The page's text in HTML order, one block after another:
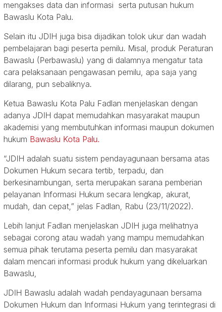
mengakses data dan informasi serta putusan hukum
Bawaslu Kota Palu.
Selain itu JDIH juga bisa dijadikan tolok ukur dan wadah
pembelajaran bagi peserta pemilu. Misal, produk Peraturan
Bawaslu (Perbawaslu) yang di dalamnya mengatur tata
cara pelaksanaan pengawasan pemilu, apa saja yang
dilarang, pun sebaliknya.
Ketua Bawaslu Kota Palu Fadlan menjelaskan dengan
adanya JDIH dapat memudahkan masyarakat maupun
akademisi yang membutuhkan informasi maupun dokumen
hukum Bawaslu Kota Palu.
“JDIH adalah suatu sistem pendayagunaan bersama atas
Dokumen Hukum secara tertib, terpadu, dan
berkesinambungan, serta merupakan sarana pemberian
pelayanan Informasi Hukum secara lengkap, akurat,
mudah, dan cepat,” jelas Fadlan, Rabu (23/11/2022).
Lebih lanjut Fadlan menjelaskan JDIH juga melihatnya
sebagai corong atau wadah yang mampu memudahkan
semua pihak terutama peserta pemilu dan masyarakat
dalam mencari informasi produk hukum yang dikeluarkan
Bawaslu,
JDIH Bawaslu adalah wadah pendayagunaan bersama
Dokumen Hukum dan Informasi Hukum yang terintegrasi di